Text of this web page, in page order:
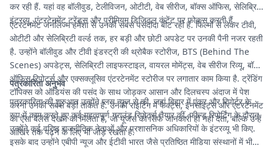
कर रही हैं. यहां वह बॉलीवुड, टेलीविजन, ओटीटी, वेब सीरीज, बॉक्स ऑफिस, सेलिब्रिटी
इंटरव्यू, एंटरटेनमेंट ट्रेंड्स और प्रीमियम डिजिटल कंटेंट पर फोकस करती हैं.
एंटरटेनमेंट जर्नलिज्म हमेशा से उनकी सबसे पसंदीदा बीट रही है. फिल्मों से लेकर टीवी,
ओटीटी और सेलिब्रिटी वर्ल्ड तक, हर बड़ी और छोटी अपडेट पर उनकी पैनी नजर रहती
है. उन्होंने बॉलीवुड और टीवी इंडस्ट्री की थ्रोबैक स्टोरीज, BTS (Behind The
Scenes) अपडेट्स, सेलिब्रिटी लाइफस्टाइल, वायरल मोमेंट्स, वेब सीरीज रिव्यू, बॉक्स
ऑफिस रिपोर्ट्स और एक्सक्लूसिव एंटरटेनमेंट स्टोरीज पर लगातार काम किया है. ट्रेंडिंग
टॉपिक्स को ऑडियंस की पसंद के साथ जोड़कर आसान और दिलचस्प अंदाज में पेश
करना उनकी सबसे बड़ी ताकत है. उनकी राइटिंग में फैक्ट्स, इनसाइट्स और एंटरटेनमेंट
का ऐसा बैलेंस देखने को मिलता है, जो यूजर्स को सिर्फ जानकारी ही नहीं देता, बल्कि उन्हें
आखिर तक पढ़ने के लिए भी जोड़े रखता है.
पत्रकारिता अनुभव
पत्रकारिता की शुरुआत उन्होंने प्लस न्यूज से की, जहां बिहार में एंकर और रिपोर्टर के
रूप में काम करते हुए कई महत्वपूर्ण ग्राउंड रिपोर्ट्स तैयार कीं. फील्ड रिपोर्टिंग के दौरान
उन्होंने कई वरिष्ठ राजनीतिक नेताओं और प्रशासनिक अधिकारियों के इंटरव्यू भी किए.
इसके बाद उन्होंने एबीपी न्यूज और ईटीवी भारत जैसे प्रतिष्ठित मीडिया संस्थानों में भी